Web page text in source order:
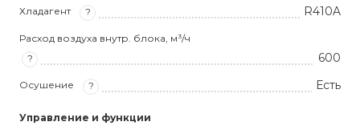
Хладагент ? R410A
Расход воздуха внутр. блока, м³/ч
?
600
Осушение ? Есть
Управление и функции